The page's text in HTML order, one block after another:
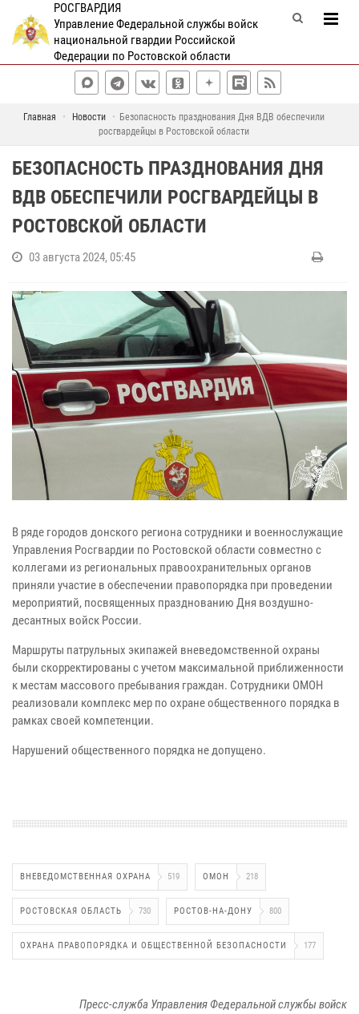
РОСГВАРДИЯ
Управление Федеральной службы войск
национальной гвардии Российской
Федерации по Ростовской области
Главная Новости
Безопасность празднования Дня ВДВ обеспечили
росгвардейцы в Ростовской области
БЕЗОПАСНОСТЬ ПРАЗДНОВАНИЯ ДНЯ
ВДВ ОБЕСПЕЧИЛИ РОСГВАРДЕЙЦЫ В
РОСТОВСКОЙ ОБЛАСТИ
03 августа 2024, 05:45
В ряде городов донского региона сотрудники и военнослужащие
Управления Росгвардии по Ростовской области совместно с
коллегами из региональных правоохранительных органов
приняли участие в обеспечении правопорядка при проведении
мероприятий, посвященных празднованию Дня воздушно-
десантных войск России.
Маршруты патрульных экипажей вневедомственной охраны
были скорректированы с учетом максимальной приближенности
к местам массового пребывания граждан. Сотрудники ОМОН
реализовали комплекс мер по охране общественного порядка в
рамках своей компетенции.
Нарушений общественного порядка не допущено.
ВНЕВЕДОМСТВЕННАЯ ОХРАНА 519 ОМОН 218
РОСТОВСКАЯ ОБЛАСТЬ 730 РОСТОВ-НА-ДОНУ 800
ОХРАНА ПРАВОПОРЯДКА И ОБЩЕСТВЕННОЙ БЕЗОПАСНОСТИ 177
Пресс-служба Управления Федеральной службы войск